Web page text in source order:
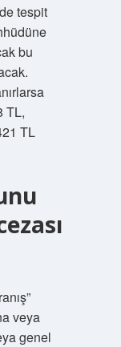
tespit
bu
TL,
TL
veya
genel